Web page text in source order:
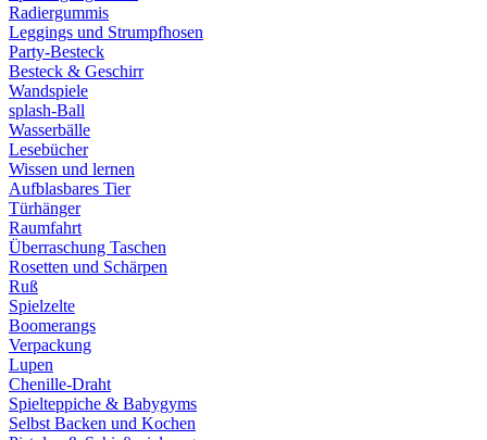
Radiergummis
Leggings und Strumpfhosen
Party-Besteck
Besteck & Geschirr
Wandspiele
splash-Ball
Wasserbälle
Lesebücher
Wissen und lernen
Aufblasbares Tier
Türhänger
Raumfahrt
Überraschung Taschen
Rosetten und Schärpen
Ruß
Spielzelte
Boomerangs
Verpackung
Lupen
Chenille-Draht
Spielteppiche & Babygyms
Selbst Backen und Kochen